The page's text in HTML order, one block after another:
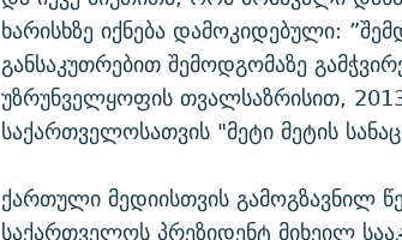
ხარისხზე იქნება დამოკიდებული:
განსაკუთრებით შემოდგომაზე
უზრუნველყოფის თვალსაზრისით,
საქართველოსათვის "მეტი მეტის
ქართული მედიისთვის გამოგზავნილ
საქართველოს პრეზიდენტ მიხეილ